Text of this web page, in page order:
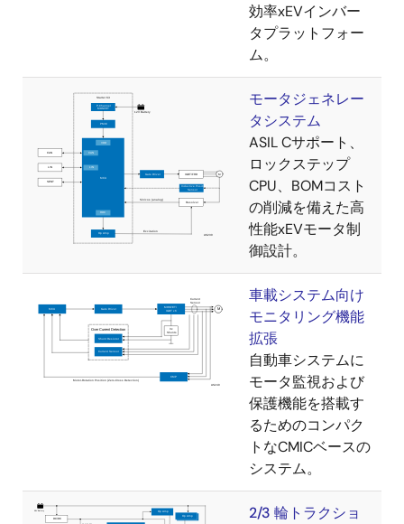
効率xEVインバー
タプラットフォー
ム。
モータジェネレー
タシステム
ASIL Cサポート、
ロックステップ
CPU、BOMコスト
の削減を備えた高
性能xEVモータ制
御設計。
車載システム向け
モニタリング機能
拡張
自動車システムに
モータ監視および
保護機能を搭載す
るためのコンパク
トなCMICベースの
システム。
2/3 輪トラクショ